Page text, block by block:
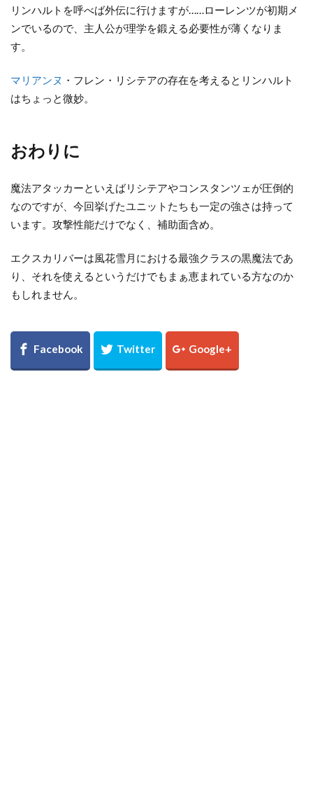
リンハルトを呼べば外伝に行けますが……ローレンツが初期メ
ンでいるので、主人公が理学を鍛える必要性が薄くなりま
す。
マリアンヌ ・フレン・リシテアの存在を考えるとリンハルト
はちょっと微妙。
おわりに
魔法アタッカーといえばリシテアやコンスタンツェが圧倒的
なのですが、今回挙げたユニットたちも一定の強さは持って
います。攻撃性能だけでなく、補助面含め。
エクスカリバーは風花雪月における最強クラスの黒魔法であ
り、それを使えるというだけでもまぁ恵まれている方なのか
もしれません。